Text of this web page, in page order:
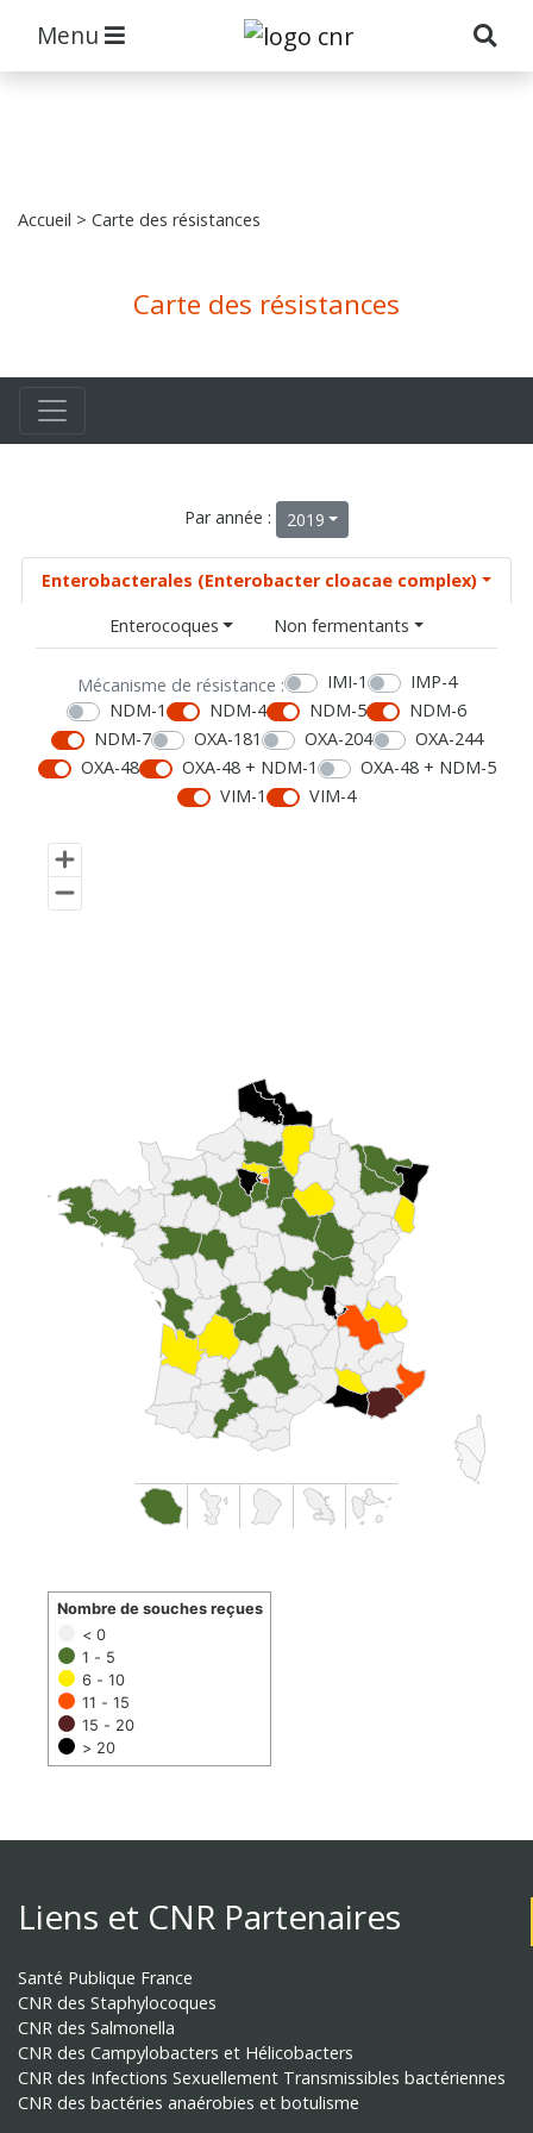
Menu
Accueil > Carte des résistances
Carte des résistances
Par année : 2019
Enterobacterales (Enterobacter cloacae complex)
Enterocoques
Non fermentants
Mécanisme de résistance : IMI-1
IMP-4
NDM-1
NDM-4 NDM-5
NDM-6
NDM-7
OXA-181 OXA-204
OXA-244
OXA-48
OXA-48 + NDM-1
OXA-48 + NDM-5
VIM-1
VIM-4
< 0
1 - 5
6 - 10
11 - 15
15 - 20
> 20
Nombre de souches reçues
Liens et CNR Partenaires
Santé Publique France
CNR des Staphylocoques
CNR des Salmonella
CNR des Campylobacters et Hélicobacters
CNR des Infections Sexuellement Transmissibles bactériennes
CNR des bactéries anaérobies et botulisme